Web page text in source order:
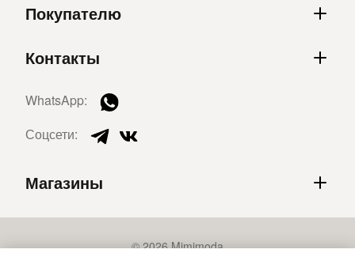
Покупателю
Контакты
WhatsApp:
Соцсети:
Магазины
© 2026 Mimimoda